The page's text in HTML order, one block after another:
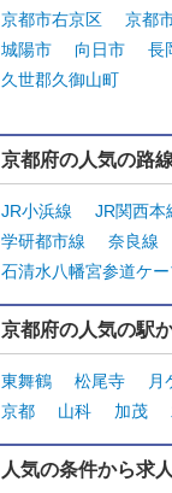
京都市右京区
京都
城陽市
向日市 長
久世郡久御山町
京都府の人気の路
JR小浜線 JR関西本
学研都市線
奈良線
石清水八幡宮参道ケ
京都府の人気の駅
東舞鶴 松尾寺 月
京都
山科 加茂
人気の条件から求